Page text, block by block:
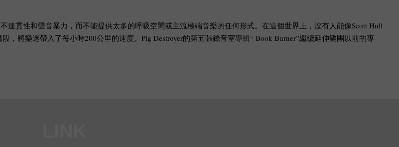
連貫性和聲音暴力，而不能提供太多的呼吸空間或主流極端音樂的任何形式。在這個世界上，沒有人能像Scott Hull
，將樂迷帶入了每小時200公里的速度。Pig Destroyer的第五張錄音室專輯“ Book Burner”繼續延伸樂團以前的專